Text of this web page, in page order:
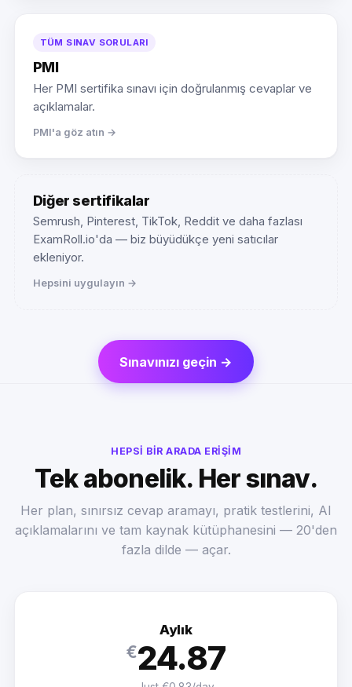
TÜM SINAV SORULARI
PMI
Her PMI sertifika sınavı için doğrulanmış cevaplar ve
açıklamalar.
PMI'a göz atın →
Diğer sertifikalar
Semrush, Pinterest, TikTok, Reddit ve daha fazlası
ExamRoll.io'da — biz büyüdükçe yeni satıcılar
ekleniyor.
Hepsini uygulayın →
Sınavınızı geçin →
HEPSI BIR ARADA ERIŞIM
Tek abonelik. Her sınav.
Her plan, sınırsız cevap aramayı, pratik testlerini, AI
açıklamalarını ve tam kaynak kütüphanesini — 20'den
fazla dilde — açar.
Aylık
€24.87